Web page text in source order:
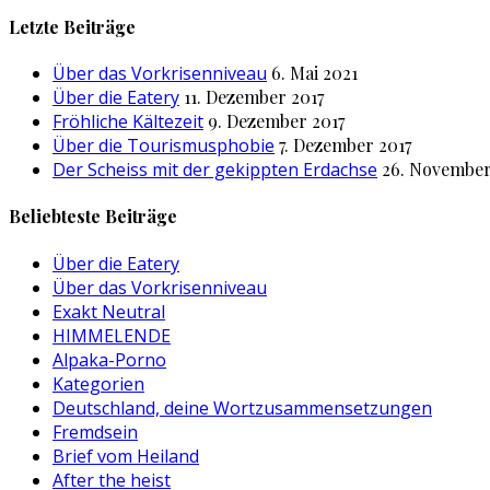
Letzte Beiträge
Über das Vorkrisenniveau 6. Mai 2021
Über die Eatery 11. Dezember 2017
Fröhliche Kältezeit 9. Dezember 2017
Über die Tourismusphobie 7. Dezember 2017
Der Scheiss mit der gekippten Erdachse 26.
Beliebteste Beiträge
Über die Eatery
Über das Vorkrisenniveau
Exakt Neutral
HIMMELENDE
Alpaka-Porno
Kategorien
Deutschland, deine Wortzusammensetzungen
Fremdsein
Brief vom Heiland
After the heist